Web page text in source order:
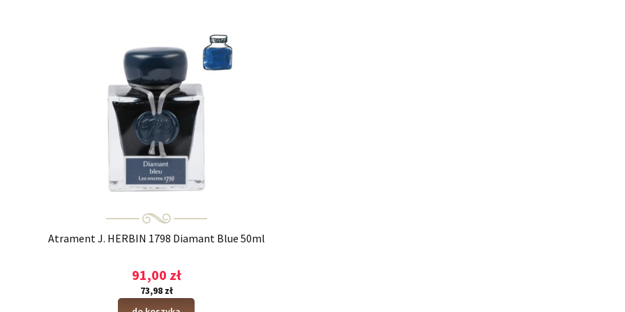
Atrament J. HERBIN 1798 Diamant Blue 50ml
91,00 zł
73,98 zł